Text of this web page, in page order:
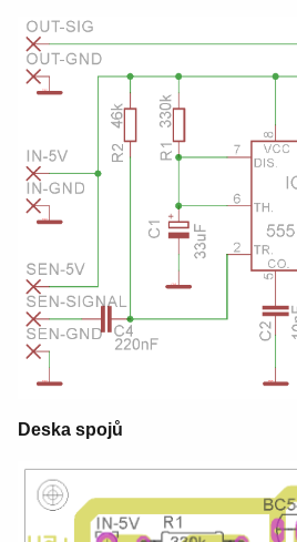
Deska spojů